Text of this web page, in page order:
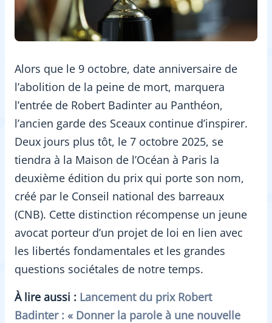
Alors que le 9 octobre, date anniversaire de
l’abolition de la peine de mort, marquera
l’entrée de Robert Badinter au Panthéon,
l’ancien garde des Sceaux continue d’inspirer.
Deux jours plus tôt, le 7 octobre 2025, se
tiendra à la Maison de l’Océan à Paris la
deuxième édition du prix qui porte son nom,
créé par le Conseil national des barreaux
(CNB). Cette distinction récompense un jeune
avocat porteur d’un projet de loi en lien avec
les libertés fondamentales et les grandes
questions sociétales de notre temps.
À lire aussi : Lancement du prix Robert
Badinter : « Donner la parole à une nouvelle